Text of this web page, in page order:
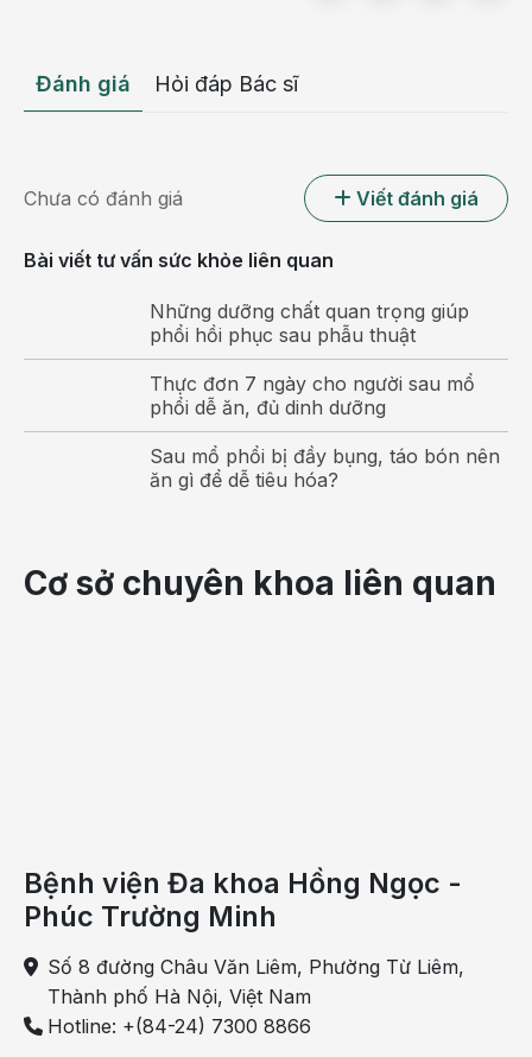
Ung thư biểu mô tuyến giáp thể nhú.
thể nhú.
u tuyến giáp thể không biệt hóa có đặc điểm là tiến
triển nhanh, nguy cơ di căn cao. Gồm:
Ung thư biểu mô tuyến giáp thể không biệt hóa.
Ung thư biểu mô tuyến giáp thể tủy.
Nguyên nhân gây ung thư tuyến giáp hiện vẫn chưa
được xác định một cách chính xác. Tuy nhiên, có
gây nên bệnh lý này:
Di truyền
Đánh giá Hỏi đáp Bác sĩ
Chưa có đánh giá Viết đánh giá
Bài viết tư vấn sức khỏe liên quan
Những dưỡng chất quan trọng giúp
phổi hồi phục sau phẫu thuật
Thực đơn 7 ngày cho người sau mổ
phổi dễ ăn, đủ dinh dưỡng
Sau mổ phổi bị đầy bụng, táo bón nên
ăn gì để dễ tiêu hóa?
Cơ sở chuyên khoa liên quan
Bệnh viện Đa khoa Hồng Ngọc -
Phúc Trường Minh
Số 8 đường Châu Văn Liêm, Phường Từ Liêm,
Thành phố Hà Nội, Việt Nam
Hotline: +(84-24) 7300 8866